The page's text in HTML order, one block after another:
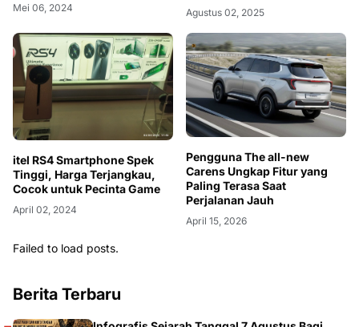
Mei 06, 2024 Agustus 02, 2025
itel RS4 Smartphone Spek
Tinggi, Harga Terjangkau,
Cocok untuk Pecinta Game
April 02, 2024
Pengguna The all-new
Carens Ungkap Fitur yang
Paling Terasa Saat
Perjalanan Jauh
April 15, 2026
Failed to load posts.
Berita Terbaru